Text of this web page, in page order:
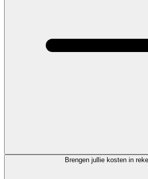
Brengen jullie kosten in